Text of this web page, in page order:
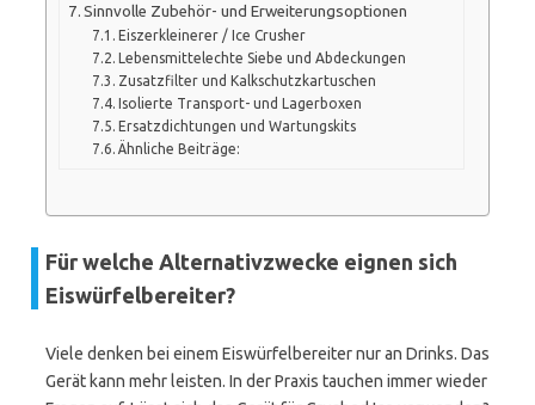
Sinnvolle Zubehör- und Erweiterungsoptionen
Eiszerkleinerer / Ice Crusher
Lebensmittelechte Siebe und Abdeckungen
Zusatzfilter und Kalkschutzkartuschen
Isolierte Transport- und Lagerboxen
Ersatzdichtungen und Wartungskits
Ähnliche Beiträge:
Für welche Alternativzwecke eignen sich
Eiswürfelbereiter?
Viele denken bei einem Eiswürfelbereiter nur an Drinks. Das
Gerät kann mehr leisten. In der Praxis tauchen immer wieder